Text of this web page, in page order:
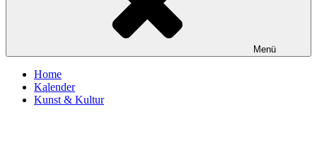
Menü
Home
Kalender
Kunst & Kultur